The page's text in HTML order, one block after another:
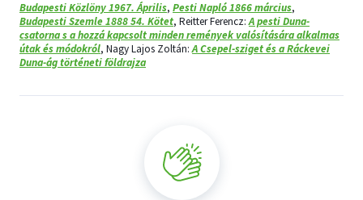
Budapesti Közlöny 1967. Április, Pesti Napló 1866 március,
Budapesti Szemle 1888 54. Kötet, Reitter Ferencz:A pesti Duna-
csatorna s a hozzá kapcsolt minden remények valósítására alkalmas
útak és módokról, Nagy Lajos Zoltán:A Csepel-sziget és a Ráckevei
Duna-ág történeti földrajza